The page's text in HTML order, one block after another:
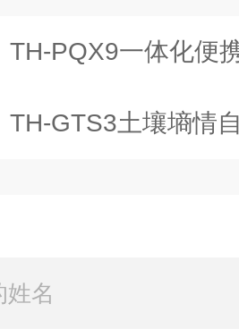
TH-PQX9一体化便
TH-GTS3土壤墒情